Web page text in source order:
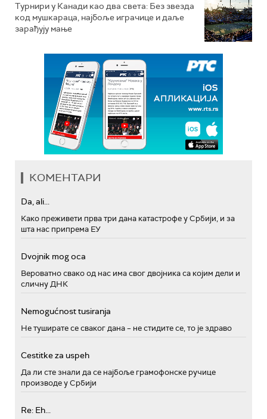
Турнири у Канади као два света: Без звезда
код мушкараца, најбоље играчице и даље
зарађују мање
КОМЕНТАРИ
Da, ali...
Како преживети прва три дана катастрофе у Србији, и за
шта нас припрема ЕУ
Dvojnik mog oca
Вероватно свако од нас има свог двојника са којим дели и
сличну ДНК
Nemogućnost tusiranja
Не туширате се сваког дана – не стидите се, то је здраво
Cestitke za uspeh
Да ли сте знали да се најбоље грамофонске ручице
производе у Србији
Re: Eh...